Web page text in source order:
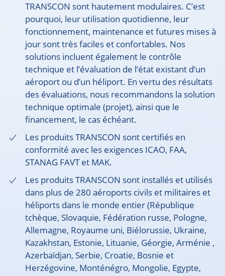
TRANSCON sont hautement modulaires. C’est
pourquoi, leur utilisation quotidienne, leur
fonctionnement, maintenance et futures mises à
jour sont très faciles et confortables. Nos
solutions incluent également le contrôle
technique et l’évaluation de l’état existant d’un
aéroport ou d’un héliport. En vertu des résultats
des évaluations, nous recommandons la solution
technique optimale (projet), ainsi que le
financement, le cas échéant.
Les produits TRANSCON sont certifiés en
conformité avec les exigences ICAO, FAA,
STANAG FAVT et MAK.
Les produits TRANSCON sont installés et utilisés
dans plus de 280 aéroports civils et militaires et
héliports dans le monde entier (République
tchèque, Slovaquie, Fédération russe, Pologne,
Allemagne, Royaume uni, Biélorussie, Ukraine,
Kazakhstan, Estonie, Lituanie, Géorgie, Arménie ,
Azerbaïdjan, Serbie, Croatie, Bosnie et
Herzégovine, Monténégro, Mongolie, Egypte,